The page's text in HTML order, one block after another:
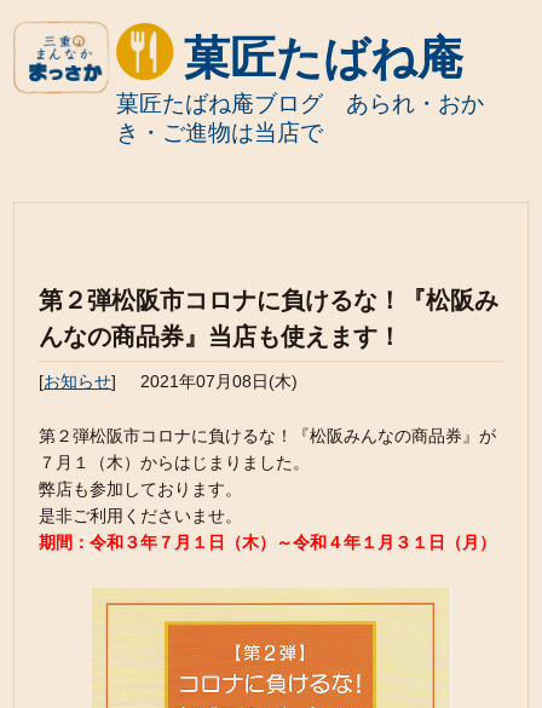
菓匠たばね庵
菓匠たばね庵ブログ あられ・おか
き・ご進物は当店で
第２弾松阪市コロナに負けるな！『松阪み
んなの商品券』当店も使えます！
[お知らせ] 2021年07月08日(木)
第２弾松阪市コロナに負けるな！『松阪みんなの商品券』が
７月１（木）からはじまりました。
弊店も参加しております。
是非ご利用くださいませ。
期間：令和３年７月１日（木）～令和４年１月３１日（月）